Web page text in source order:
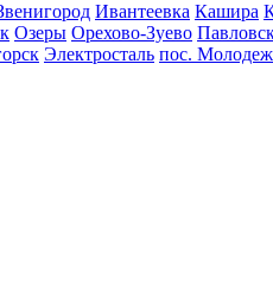
Ивантеевка Кашира
Озеры Орехово-Зуево
Электросталь пос.